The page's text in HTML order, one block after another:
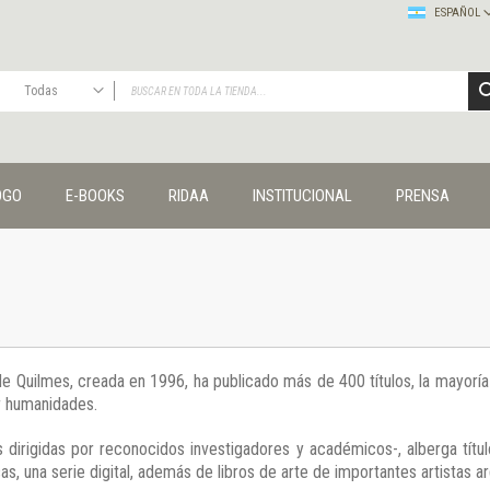
ESPAÑOL
Todas
Publicaciones
Editorial
Cuadernos universitarios
Derechos humanos
Ediciones especiales
Géneros
E-BOOKS RIDAA INSTITUCIONAL PRENSA
Quilmes, creada en 1996, ha publicado más de 400 títulos, la
por reconocidos investigadores y académicos-, alberga
una serie digital, además de libros de arte de importantes artistas